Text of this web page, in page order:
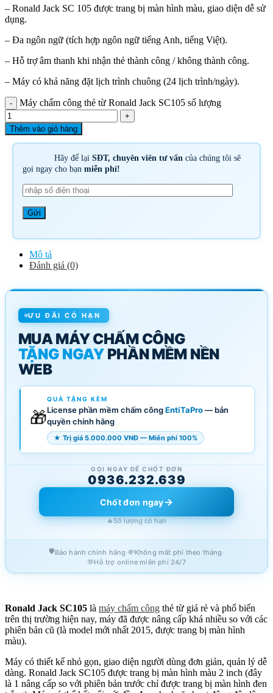
– Ronald Jack SC 105 được trang bị màn hình màu, giao diện dễ sử
dụng.
– Đa ngôn ngữ (tích hợp ngôn ngữ tiếng Anh, tiếng Việt).
– Hỗ trợ âm thanh khi nhận thẻ thành công / không thành công.
– Máy có khả năng đặt lịch trình chuông (24 lịch trình/ngày).
Máy chấm công thẻ từ Ronald Jack SC105 số lượng
Thêm vào giỏ hàng
Hãy để lạiSĐT, chuyên viên tư vấncủa chúng tôi sẽ
gọi ngay cho bạn miễn phí!
Mô tả
Đánh giá (0)
ƯU ĐÃI CÓ HẠN
MUA MÁY CHẤM CÔNG
TẶNG NGAYPHẦN MỀM NỀN
WEB
🎁
QUÀ TẶNG KÈM
License phần mềm chấm côngEntiTaPro— bản
quyền chính hãng
★ Trị giá 5.000.000 VNĐ — Miễn phí 100%
GỌI NGAY ĐỂ CHỐT ĐƠN
0936.232.639
Chốt đơn ngay→
🔥Số lượng có hạn
🛡️Bảo hành chính hãng ·💸Không mất phí theo tháng ·
💬Hỗ trợ online miễn phí 24/7
Ronald Jack SC105 là máy chấm công thẻ từ giá rẻ và phổ biến
trên thị trường hiện nay, máy đã được nâng cấp khá nhiều so với các
phiên bản cũ (là model mới nhất 2015, được trang bị màn hình
màu).
Máy có thiết kế nhỏ gọn, giao diện người dùng đơn giản, quản lý dễ
dàng. Ronald Jack SC105 được trang bị màn hình màu 2 inch (đây
là 1 nâng cấp so với phiên bản trước chỉ được trang bị màn hình đen